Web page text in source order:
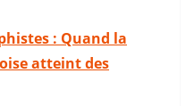
: Quand la
atteint des